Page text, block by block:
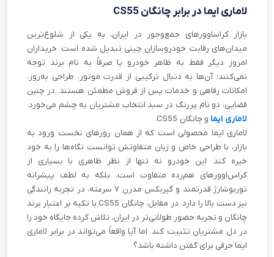
لاماری ایما در برابر چانگان CS55
بازار کراساوورهای جمع‌وجور در ایران، به یکی از شلوغ‌ترین
میدان‌های رقابت خودروسازان چینی تبدیل شده است. خریداران
امروز دیگر فقط به ظاهر خودرو یا صرفاً به نام برند توجه
نمی‌کنند؛ آن‌ها به دنبال ترکیبی از قدرت موتور، طراحی به‌روز،
امکانات رفاهی و خدمات پس از فروش مطمئن هستند. در چنین
فضایی، دو نام پررنگ در سبد انتخاب مشتریان به چشم می‌خورد:
لاماری ایما و چانگان CS55.
لاماری ایما محصولی است که از همان روزهای نخست ورود به
بازار، با طراحی خاص و زبان متفاوتش توانست نگاه‌ها را به خود
خیره کند. این خودرو نه تنها از نظر ظاهری با بسیاری از
کراس‌اوورهای هم‌رده متفاوت است، بلکه به لطف پیشرانه‌
توربوشارژ قدرتمند و گیربکس مدرن ۷ سرعته، در تجربه‌ رانندگی
نیز دست بالا را دارد. در مقابل، چانگان CS55 با تکیه بر اعتبار برند
چانگان و تجربه‌ حضور طولانی‌تر در ایران، تلاش کرده جایگاه خود را
در دل مشتریان تثبیت کند. اما آیا واقعاً می‌تواند در برابر لاماری
ایما حرفی برای گفتن داشته باشد؟